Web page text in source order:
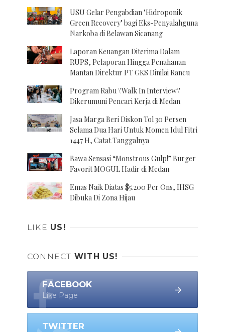
USU Gelar Pengabdian "Hidroponik
Green Recovery" bagi Eks-Penyalahguna
Narkoba di Belawan Sicanang
Laporan Keuangan Diterima Dalam
RUPS, Pelaporan Hingga Penahanan
Mantan Direktur PT GKS Dinilai Rancu
Program Rabu \'Walk In Interview\'
Dikerumuni Pencari Kerja di Medan
Jasa Marga Beri Diskon Tol 30 Persen
Selama Dua Hari Untuk Momen Idul Fitri
1447 H, Catat Tanggalnya
Bawa Sensasi “Monstrous Gulp!” Burger
Favorit MOGUL Hadir di Medan
Emas Naik Diatas $5.200 Per Ons, IHSG
Dibuka Di Zona Hijau
LIKE US!
CONNECT WITH US!
FACEBOOK
Like Page
TWITTER